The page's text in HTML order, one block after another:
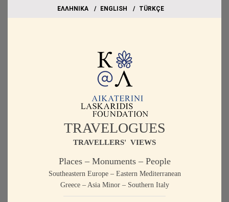
EΛΛΗΝΙΚΑ ΕΝGLISH TÜRKÇE
TRAVELOGUES
TRAVELLERS' VIEWS
Places – Monuments – People
Southeastern Europe – Eastern Mediterranean
Greece – Asia Minor – Southern Italy